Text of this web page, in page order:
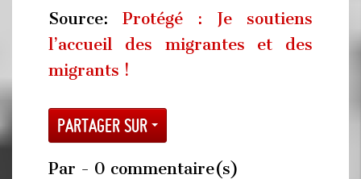
Source: Protégé : Je soutiens
l’accueil des migrantes et des
migrants !
Partager sur
Par - 0 commentaire(s)